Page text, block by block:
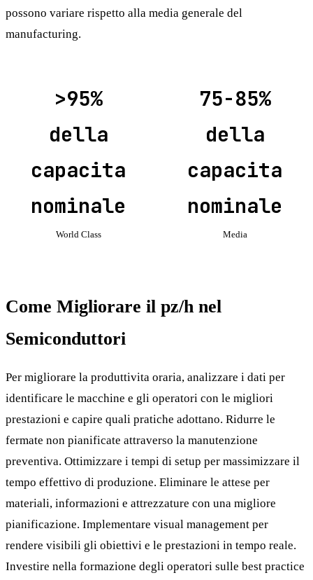
possono variare rispetto alla media generale del
manufacturing.
>95%
della
capacita
nominale
World Class
75-85%
della
capacita
nominale
Media
Come Migliorare il pz/h nel
Semiconduttori
Per migliorare la produttivita oraria, analizzare i dati per
identificare le macchine e gli operatori con le migliori
prestazioni e capire quali pratiche adottano. Ridurre le
fermate non pianificate attraverso la manutenzione
preventiva. Ottimizzare i tempi di setup per massimizzare il
tempo effettivo di produzione. Eliminare le attese per
materiali, informazioni e attrezzature con una migliore
pianificazione. Implementare visual management per
rendere visibili gli obiettivi e le prestazioni in tempo reale.
Investire nella formazione degli operatori sulle best practice